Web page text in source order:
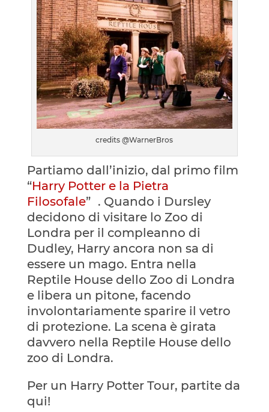
credits @WarnerBros
Partiamo dall’inizio, dal primo film
“Harry Potter e la Pietra
Filosofale” . Quando i Dursley
decidono di visitare lo Zoo di
Londra per il compleanno di
Dudley, Harry ancora non sa di
essere un mago. Entra nella
Reptile House dello Zoo di Londra
e libera un pitone, facendo
involontariamente sparire il vetro
di protezione. La scena è girata
davvero nella Reptile House dello
zoo di Londra.
Per un Harry Potter Tour, partite da
qui!